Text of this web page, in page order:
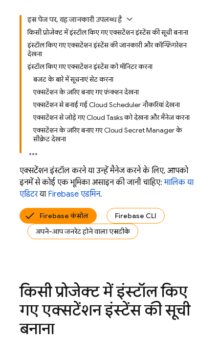
इस पेज पर, यह जानकारी उपलब्ध है
किसी प्रोजेक्ट में इंस्टॉल किए गए एक्सटेंशन इंस्टेंस की सूची बनाना
इंस्टॉल किए गए एक्सटेंशन इंस्टेंस की जानकारी और कॉन्फ़िगरेशन
देखना
इंस्टॉल किए गए एक्सटेंशन इंस्टेंस को मॉनिटर करना
बजट के बारे में सूचनाएं सेट करना
एक्सटेंशन के ज़रिए बनाए गए फ़ंक्शन देखना
एक्सटेंशन से बनाई गई Cloud Scheduler नौकरियां देखना
एक्सटेंशन से जोड़े गए Cloud Tasks को देखना और मैनेज करना
एक्सटेंशन के ज़रिए बनाए गए Cloud Secret Manager के
सीक्रेट देखना
एक्सटेंशन इंस्टॉल करने या उन्हें मैनेज करने के लिए, आपको
इनमें से कोई एक भूमिका असाइन की जानी चाहिए:मालिक या
एडिटरया Firebase एडमिन.
Firebase कंसोल
Firebase CLI
अपने-आप जनरेट होने वाला एसडीके
किसी प्रोजेक्ट में इंस्टॉल किए
गए एक्सटेंशन इंस्टेंस की सूची
बनाना